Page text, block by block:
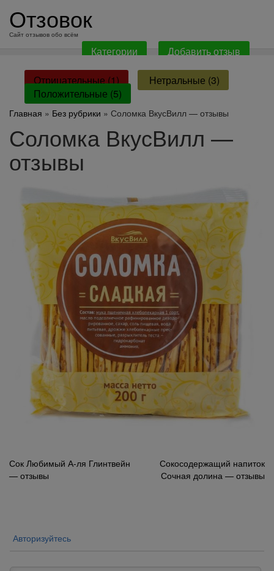
содержанию
Отзовок
Сайт отзывов обо всём
Категории Добавить отзыв
Отрицательные (1)
Нетральные (3)
Положительные (5)
Главная » Без рубрики » Соломка ВкусВилл — отзывы
Соломка ВкусВилл —
отзывы
Навигация
по
Сок Любимый А-ля Глинтвейн
— отзывы
Сокосодержащий напиток
Сочная долина — отзывы
Авторизуйтесь